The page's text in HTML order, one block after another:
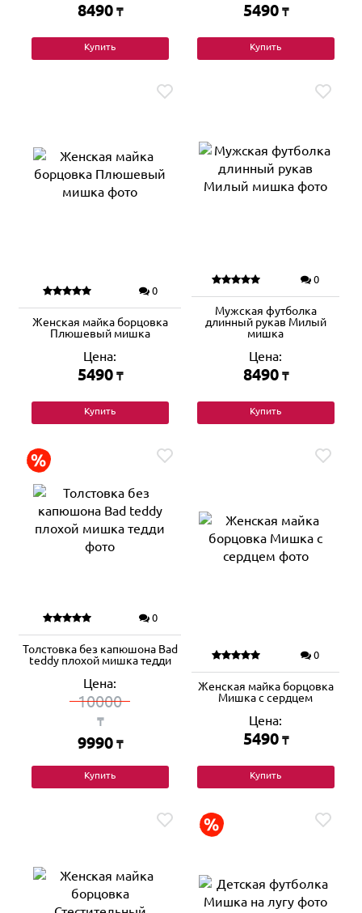
8490 ₸
Купить
5490 ₸
Купить
0
Женская майка борцовка
Плюшевый мишка
Цена:
5490 ₸
Купить
0
Мужская футболка
длинный рукав Милый
мишка
Цена:
8490 ₸
Купить
0
Толстовка без капюшона Bad
teddy плохой мишка тедди
Цена:
10000
₸
9990 ₸
Купить
0
Женская майка борцовка
Мишка с сердцем
Цена:
5490 ₸
Купить